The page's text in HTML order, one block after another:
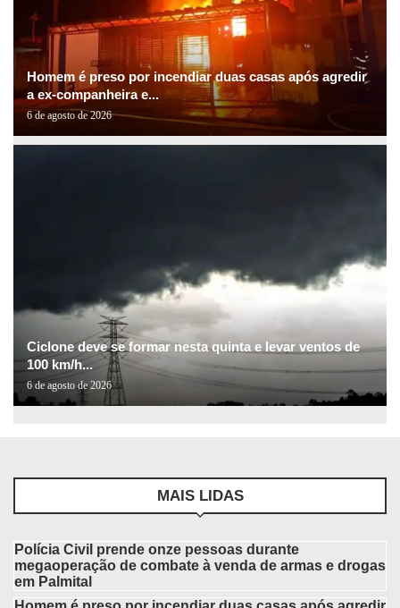
Homem é preso por incendiar duas casas após agredir
a ex-companheira e...
6 de agosto de 2026
Ciclone deve se formar nesta quinta e levar ventos de
100 km/h...
6 de agosto de 2026
MAIS LIDAS
Polícia Civil prende onze pessoas durante
megaoperação de combate à venda de armas e drogas
em Palmital